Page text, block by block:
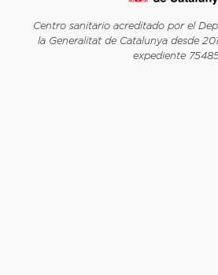
Centro sanitario acreditado por el
la Generalitat de Catalunya desde
expediente